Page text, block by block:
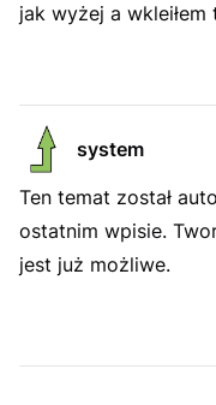
jak wyżej a wkleiłem
system
Ten temat został
ostatnim wpisie.
jest już możliwe.